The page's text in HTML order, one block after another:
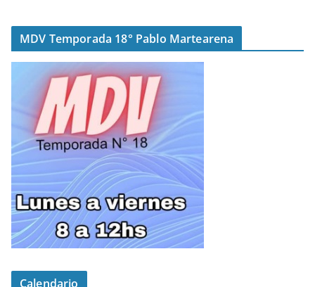
MDV Temporada 18° Pablo Martearena
Calendario